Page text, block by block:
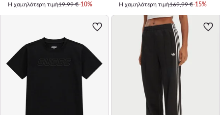
Η χαμηλότερη τιμή19,99 €-10%
Η χαμηλότερη τιμή169,99 €-15%